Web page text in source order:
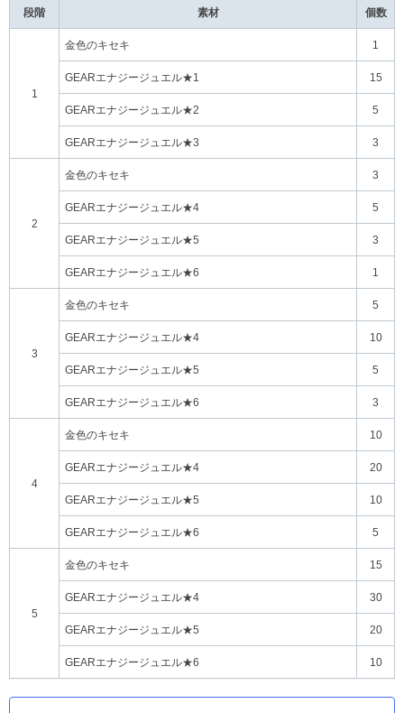
段階 素材 個数
1
金色のキセキ 1
GEARエナジージュエル★1 15
GEARエナジージュエル★2 5
GEARエナジージュエル★3 3
2
金色のキセキ 3
GEARエナジージュエル★4 5
GEARエナジージュエル★5 3
GEARエナジージュエル★6 1
3
金色のキセキ 5
GEARエナジージュエル★4 10
GEARエナジージュエル★5 5
GEARエナジージュエル★6 3
4
金色のキセキ 10
GEARエナジージュエル★4 20
GEARエナジージュエル★5 10
GEARエナジージュエル★6 5
5
金色のキセキ 15
GEARエナジージュエル★4 30
GEARエナジージュエル★5 20
GEARエナジージュエル★6 10